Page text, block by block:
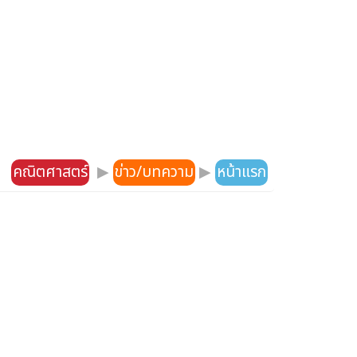
คณิตศาสตร์ ▶ ข่าว/บทความ ▶ หน้าแรก